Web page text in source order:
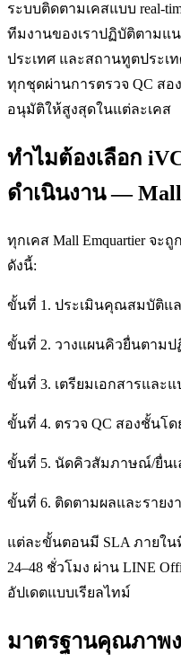
ระบบติดตามเคสแบบ real-
ทีมงานของเราปฏิบัติตามแ
ประเทศ และสถานทูตประเ
ทุกชุดผ่านการตรวจ QC สอ
อนุมัติให้สูงสุดในแต่ละเคส
ทำไมต้องเลือก
ดำเนินงาน —
ทุกเคส Mall Emquartier จ
ดังนี้:
ขั้นที่ 1. ประเมินคุณสมบัติแล
ขั้นที่ 2. วางแผนคิวยื่นตาม
ขั้นที่ 3. เตรียมเอกสารและ
ขั้นที่ 4. ตรวจ QC สองชั้นโ
ขั้นที่ 5. นัดคิวสัมภาษณ์/ยื่น
ขั้นที่ 6. ติดตามผลและรายง
แต่ละขั้นตอนมี SLA ภายใ
24–48 ชั่วโมง ผ่าน LINE
อัปเดตแบบเรียลไทม์
มาตรฐานคุณภาพ